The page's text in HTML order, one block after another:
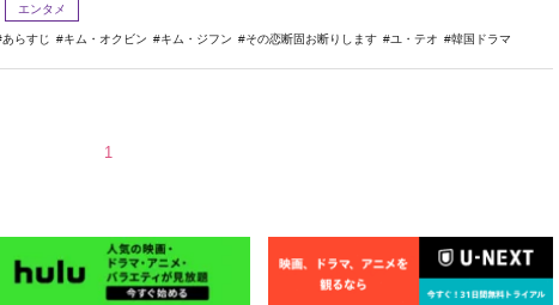
エンタメ
あらすじ キム・オクビン キム・ジフン その恋断固お断りします ユ・テオ 韓国ドラマ
1